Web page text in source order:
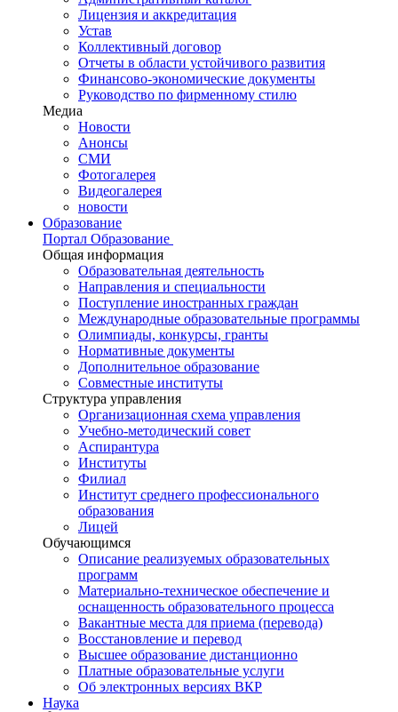
Лицензия и аккредитация
Устав
Коллективный договор
Отчеты в области устойчивого развития
Финансово-экономические документы
Руководство по фирменному стилю
Медиа
Новости
Анонсы
СМИ
Фотогалерея
Видеогалерея
новости
Образование
Портал Образование
Общая информация
Образовательная деятельность
Направления и специальности
Поступление иностранных граждан
Международные образовательные программы
Олимпиады, конкурсы, гранты
Нормативные документы
Дополнительное образование
Совместные институты
Структура управления
Организационная схема управления
Учебно-методический совет
Аспирантура
Институты
Филиал
Институт среднего профессионального
образования
Лицей
Обучающимся
Описание реализуемых образовательных
программ
Материально-техническое обеспечение и
оснащенность образовательного процесса
Вакантные места для приема (перевода)
Восстановление и перевод
Высшее образование дистанционно
Платные образовательные услуги
Об электронных версиях ВКР
Наука